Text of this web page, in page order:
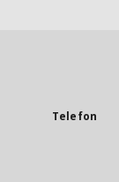
Telefon